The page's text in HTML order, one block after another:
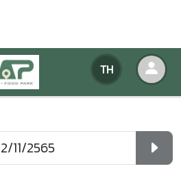
TH
องหน่วยงาน
วยงาน